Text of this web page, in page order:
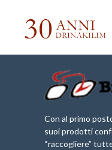
Con al primo
suoi prodotti
“raccogliere”